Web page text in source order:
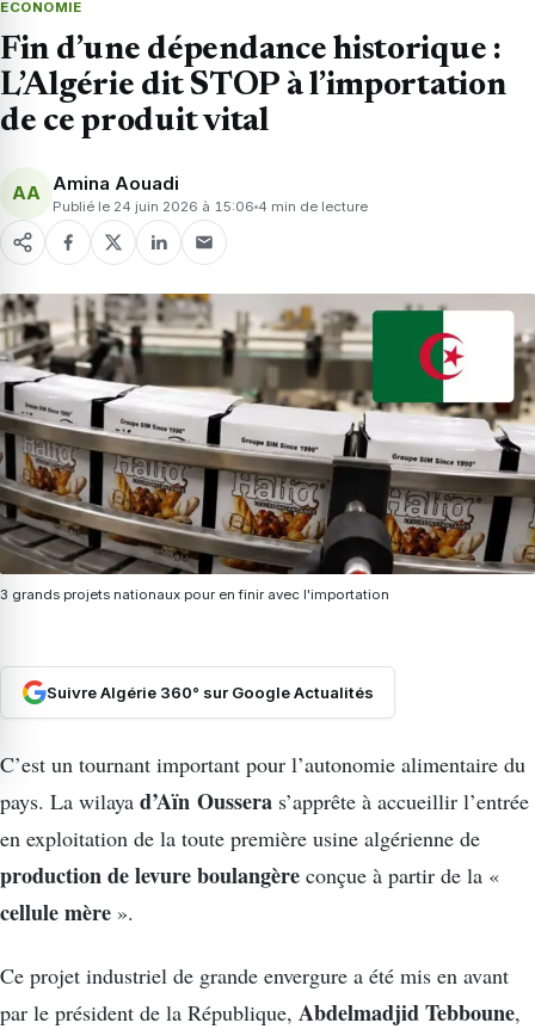
ECONOMIE
Fin d’une dépendance historique :
L’Algérie dit STOP à l’importation
de ce produit vital
AA Amina Aouadi
Publié le 24 juin 2026 à 15:06 4 min de lecture
3 grands projets nationaux pour en finir avec l'importation
Suivre Algérie 360° sur Google Actualités
C’est un tournant important pour l’autonomie alimentaire du
pays. La wilaya d’Aïn Oussera s’apprête à accueillir l’entrée
en exploitation de la toute première usine algérienne de
production de levure boulangère conçue à partir de la «
cellule mère ».
Ce projet industriel de grande envergure a été mis en avant
par le président de la République, Abdelmadjid Tebboune,